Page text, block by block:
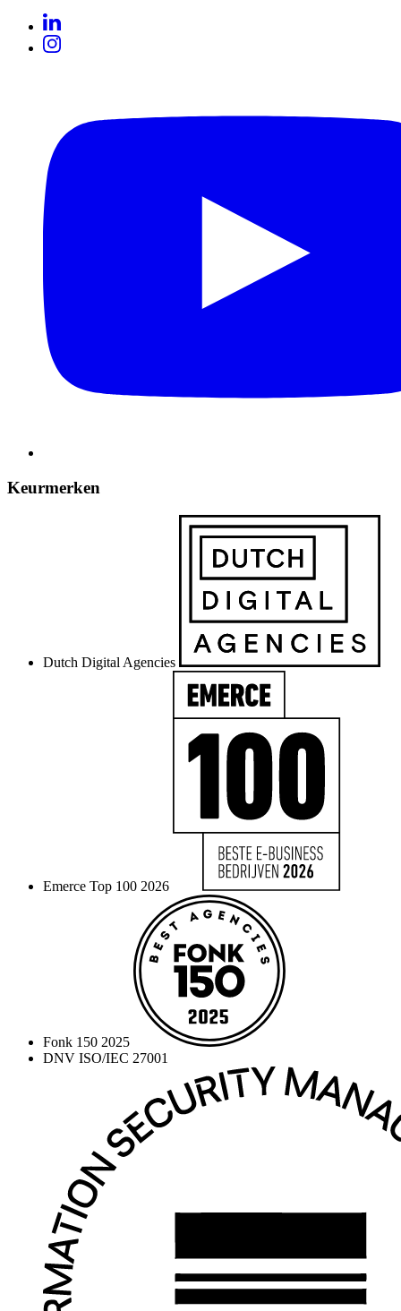
Keurmerken
Dutch Digital Agencies
Emerce Top 100 2026
Fonk 150 2025
DNV ISO/IEC 27001